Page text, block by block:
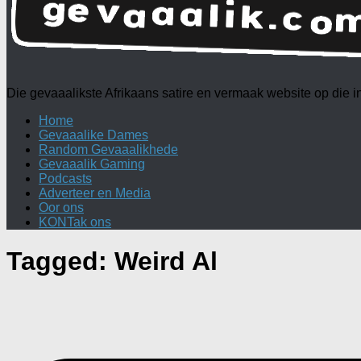
Die gevaaalikste Afrikaans satire en vermaak website op die
Home
Gevaaalike Dames
Random Gevaaalikhede
Gevaaalik Gaming
Podcasts
Adverteer en Media
Oor ons
KONTak ons
Tagged: Weird Al